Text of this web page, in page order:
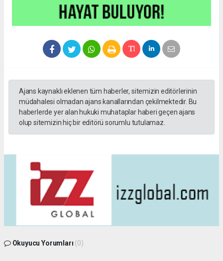
Ajans kaynaklı eklenen tüm haberler, sitemizin editörlerinin
müdahalesi olmadan ajans kanallarından çekilmektedir. Bu
haberlerde yer alan hukuki muhataplar haberi geçen ajans
olup sitemizin hiç bir editörü sorumlu tutulamaz.
Okuyucu Yorumları (0)